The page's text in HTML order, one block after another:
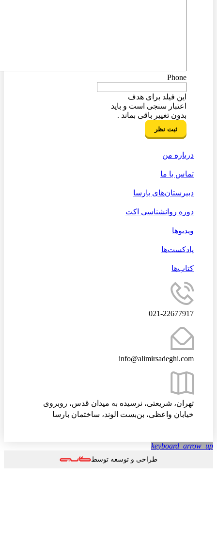
Phone
این فیلد برای هدف
اعتبار سنجی است و باید
بدون تغییر باقی بماند .
درباره من
تماس با ما
دبیرستان‌های بارسا
دوره روانشناسی اکت
ویدیوها
پادکست‌ها
کتاب‌ها
021-22677917
info@alimirsadeghi.com
تهران، شریعتی، نرسیده به میدان قدس، روبروی
خیابان واعظی، بن‌بست الوند، ساختمان بارسا
طراحی و توسعه توسط